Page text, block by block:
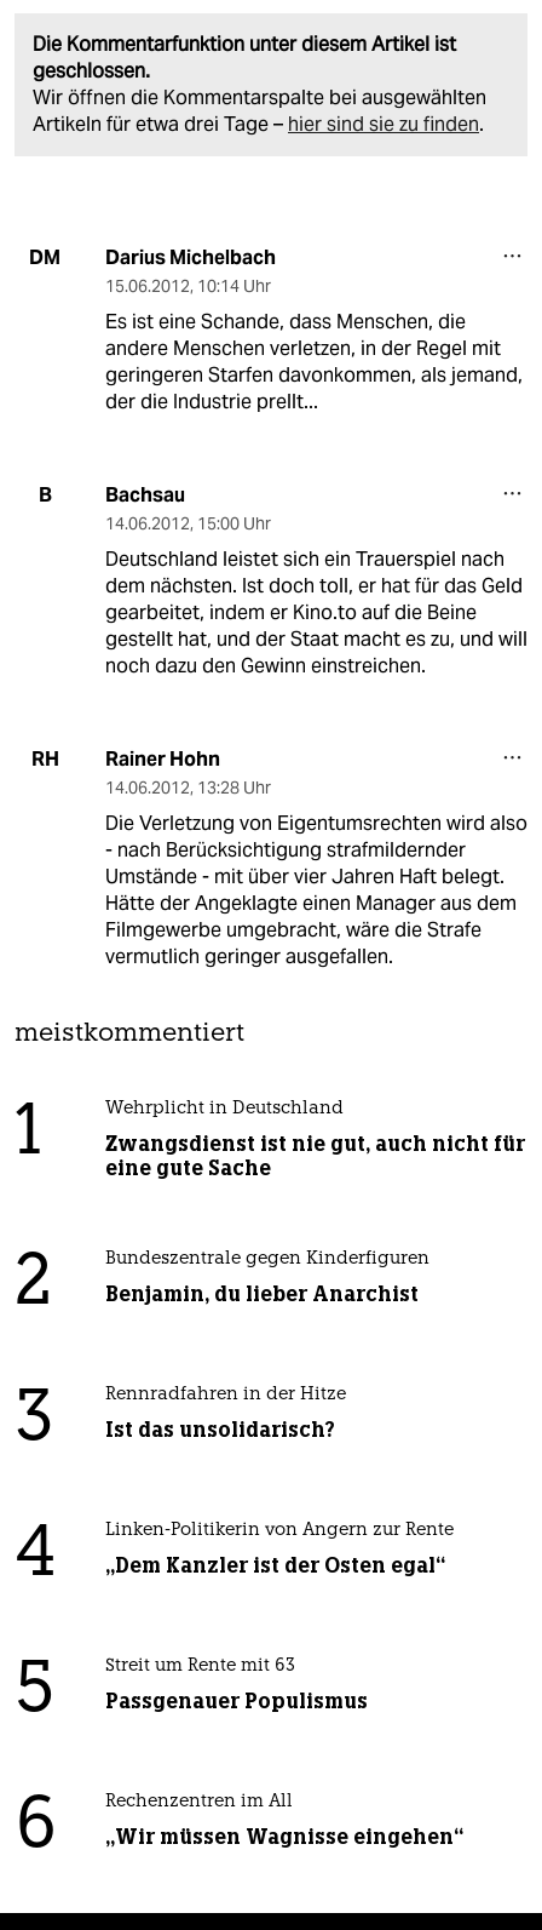
Die Kommentarfunktion unter diesem Artikel ist
geschlossen.
Wir öffnen die Kommentarspalte bei ausgewählten
Artikeln für etwa drei Tage – hier sind sie zu finden.
DM Darius Michelbach
15.06.2012, 10:14 Uhr
Es ist eine Schande, dass Menschen, die
andere Menschen verletzen, in der Regel mit
geringeren Starfen davonkommen, als jemand,
der die Industrie prellt...
B Bachsau
14.06.2012, 15:00 Uhr
Deutschland leistet sich ein Trauerspiel nach
dem nächsten. Ist doch toll, er hat für das Geld
gearbeitet, indem er Kino.to auf die Beine
gestellt hat, und der Staat macht es zu, und will
noch dazu den Gewinn einstreichen.
RH Rainer Hohn
14.06.2012, 13:28 Uhr
Die Verletzung von Eigentumsrechten wird also
- nach Berücksichtigung strafmildernder
Umstände - mit über vier Jahren Haft belegt.
Hätte der Angeklagte einen Manager aus dem
Filmgewerbe umgebracht, wäre die Strafe
vermutlich geringer ausgefallen.
meistkommentiert
1 Wehrplicht in Deutschland
Zwangsdienst ist nie gut, auch nicht für
eine gute Sache
2 Bundeszentrale gegen Kinderfiguren
Benjamin, du lieber Anarchist
3 Rennradfahren in der Hitze
Ist das unsolidarisch?
4 Linken-Politikerin von Angern zur Rente
„Dem Kanzler ist der Osten egal“
5 Streit um Rente mit 63
Passgenauer Populismus
6 Rechenzentren im All
„Wir müssen Wagnisse eingehen“